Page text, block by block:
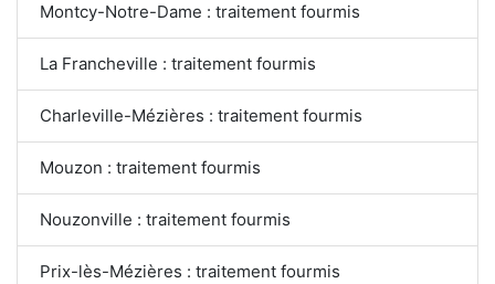
Montcy-Notre-Dame : traitement fourmis
La Francheville : traitement fourmis
Charleville-Mézières : traitement fourmis
Mouzon : traitement fourmis
Nouzonville : traitement fourmis
Prix-lès-Mézières : traitement fourmis